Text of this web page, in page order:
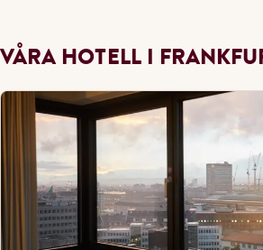
VÅRA HOTELL I